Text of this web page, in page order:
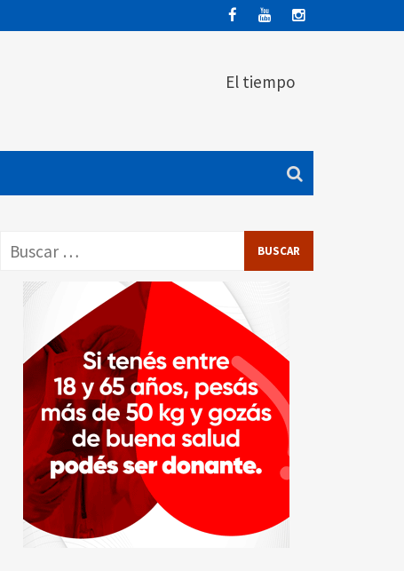
El tiempo
Buscar: